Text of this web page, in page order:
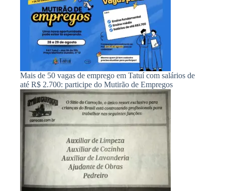
Mais de 50 vagas de emprego em Tatuí com salários de
até R$ 2.700: participe do Mutirão de Empregos